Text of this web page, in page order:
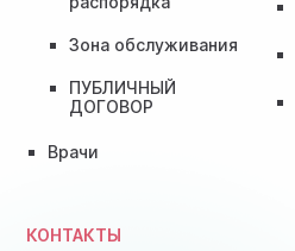
Зона обслуживания
ПУБЛИЧНЫЙ
ДОГОВОР
Врачи
КОНТАКТЫ